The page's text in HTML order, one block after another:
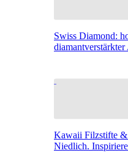
Swiss Diamond:
Kawaii Filzstifte &
Niedlich.